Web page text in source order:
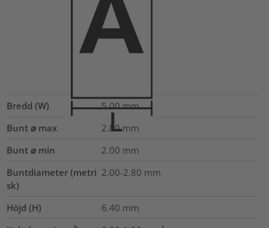
Bredd (W) 5.00 mm
Bunt ⌀ max
2.80 mm
Bunt ⌀ min
2.00 mm
Buntdiameter (metri
sk)
2.00-2.80 mm
Höjd (H) 6.40 mm